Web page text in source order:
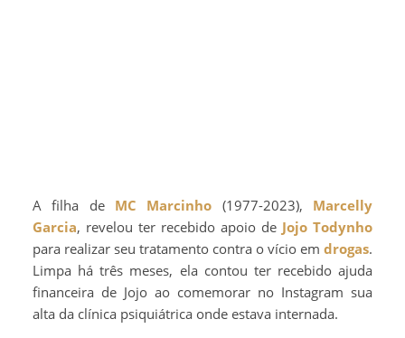
A filha de MC Marcinho (1977-2023), Marcelly
Garcia, revelou ter recebido apoio de Jojo Todynho
para realizar seu tratamento contra o vício em drogas.
Limpa há três meses, ela contou ter recebido ajuda
financeira de Jojo ao comemorar no Instagram sua
alta da clínica psiquiátrica onde estava internada.